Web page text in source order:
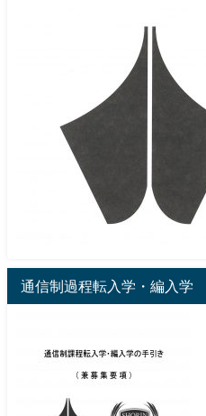
通信制過程転入学・編入学